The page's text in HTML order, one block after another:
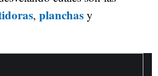
, planchas y